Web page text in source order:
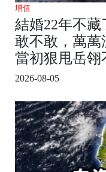
增值
結婚22年不
敢不敢，萬萬
當初狠甩岳翎
2026-08-05